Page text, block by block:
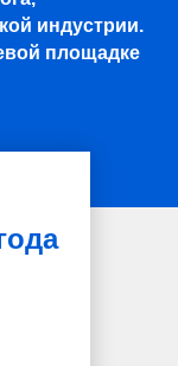
индустрии.
площадке